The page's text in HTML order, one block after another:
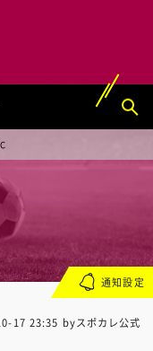
17 23:35 byスポカレ公式
通知設定